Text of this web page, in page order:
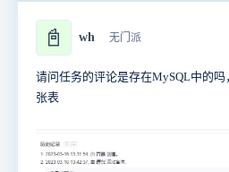
📓 wh 无门派
请问任务的评论是存在MySQL中的
张表